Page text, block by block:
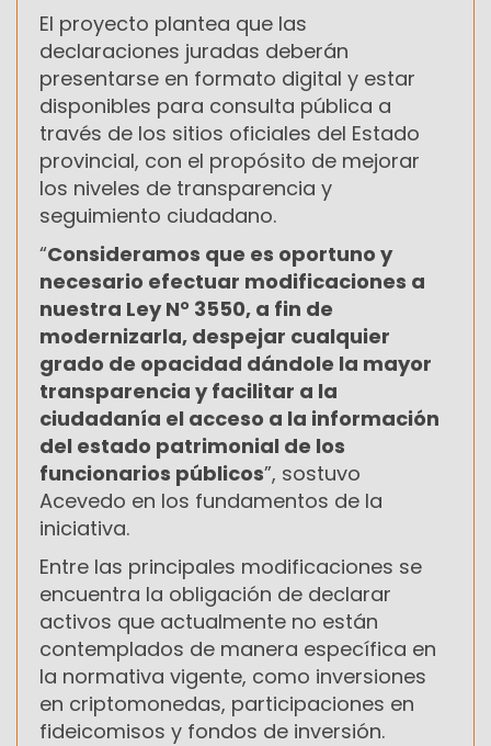
El proyecto plantea que las
declaraciones juradas deberán
presentarse en formato digital y estar
disponibles para consulta pública a
través de los sitios oficiales del Estado
provincial, con el propósito de mejorar
los niveles de transparencia y
seguimiento ciudadano.
“Consideramos que es oportuno y
necesario efectuar modificaciones a
nuestra Ley N° 3550, a fin de
modernizarla, despejar cualquier
grado de opacidad dándole la mayor
transparencia y facilitar a la
ciudadanía el acceso a la información
del estado patrimonial de los
funcionarios públicos”, sostuvo
Acevedo en los fundamentos de la
iniciativa.
Entre las principales modificaciones se
encuentra la obligación de declarar
activos que actualmente no están
contemplados de manera específica en
la normativa vigente, como inversiones
en criptomonedas, participaciones en
fideicomisos y fondos de inversión.